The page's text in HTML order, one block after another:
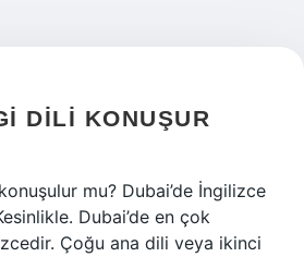
DILI KONUŞUR
mu? Dubai’de İngilizce
Dubai’de en çok
Çoğu ana dili veya ikinci